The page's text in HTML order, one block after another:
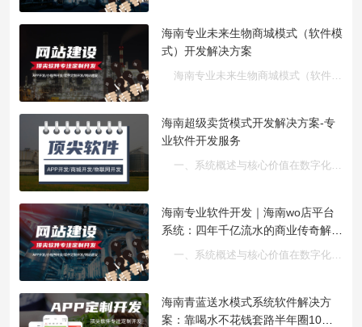
海南专业未来生物商城模式（软件模
式）开发解决方案
海南专业未来生物商城模式（软件模式）开发解决方案
海南超级卖货模式开发解决方案-专
业软件开发服务
一、系统概述与核心价值在数字化营销日益深入的今天，企业面临着···
海南专业软件开发｜海南wo店平台
系统：四年千亿流水的商业传奇解决
一、系统概述与核心价值在数字化转型浪潮席卷各行各业的今天，企···
海南青蓝送水模式系统软件解决方
案：靠喝水不花钱套路半年圈10万